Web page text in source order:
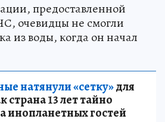
предоставленной
очевидцы не смогли
из воды, когда он начал
натянули «сетку»для
13 лет тайно
инопланетных гостей